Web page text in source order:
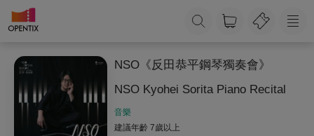
NSO《反田恭平鋼琴獨奏會》
NSO Kyohei Sorita Piano Recital
音樂
建議年齡 7歲以上